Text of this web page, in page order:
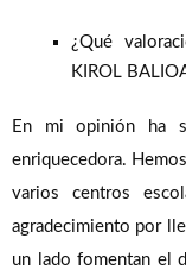
¿Qué
KIROL
En mi opinión ha
enriquecedora.
varios centros
agradecimiento por
un lado fomentan el